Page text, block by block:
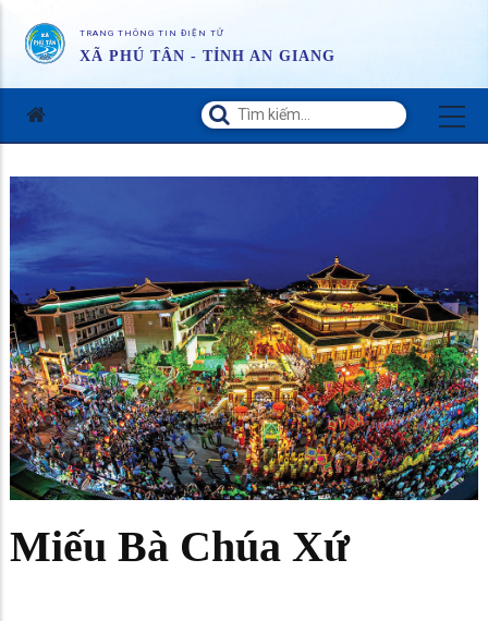
TRANG THÔNG TIN ĐIỆN TỬ
XÃ PHÚ TÂN - TỈNH AN GIANG
Miếu Bà Chúa Xứ